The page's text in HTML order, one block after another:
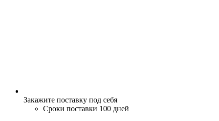
Закажите поставку под себя
Сроки поставки 100 дней